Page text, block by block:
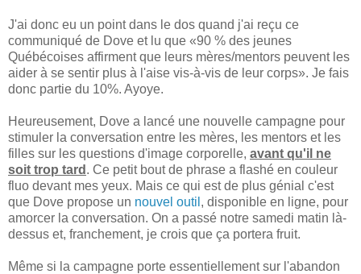
J'ai donc eu un point dans le dos quand j'ai reçu ce
communiqué de Dove et lu que «90 % des jeunes
Québécoises affirment que leurs mères/mentors peuvent les
aider à se sentir plus à l'aise vis-à-vis de leur corps». Je fais
donc partie du 10%. Ayoye.
Heureusement, Dove a lancé une nouvelle campagne pour
stimuler la conversation entre les mères, les mentors et les
filles sur les questions d'image corporelle, avant qu'il ne
soit trop tard . Ce petit bout de phrase a flashé en couleur
fluo devant mes yeux. Mais ce qui est de plus génial c'est
que Dove propose un nouvel outil , disponible en ligne, pour
amorcer la conversation. On a passé notre samedi matin là-
dessus et, franchement, je crois que ça portera fruit.
Même si la campagne porte essentiellement sur l'abandon